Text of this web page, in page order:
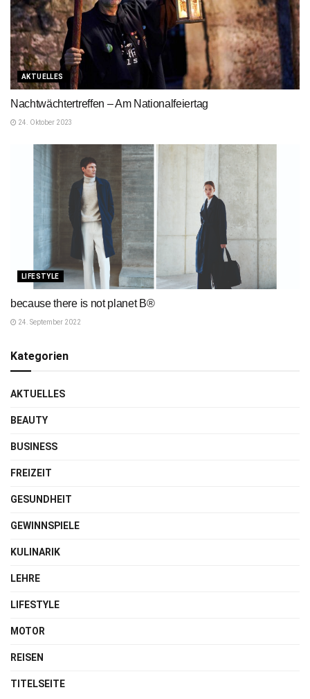
AKTUELLES
Nachtwächtertreffen – Am Nationalfeiertag
24. Oktober 2023
LIFESTYLE
because there is not planet B®
24. September 2022
Kategorien
AKTUELLES
BEAUTY
BUSINESS
FREIZEIT
GESUNDHEIT
GEWINNSPIELE
KULINARIK
LEHRE
LIFESTYLE
MOTOR
REISEN
TITELSEITE